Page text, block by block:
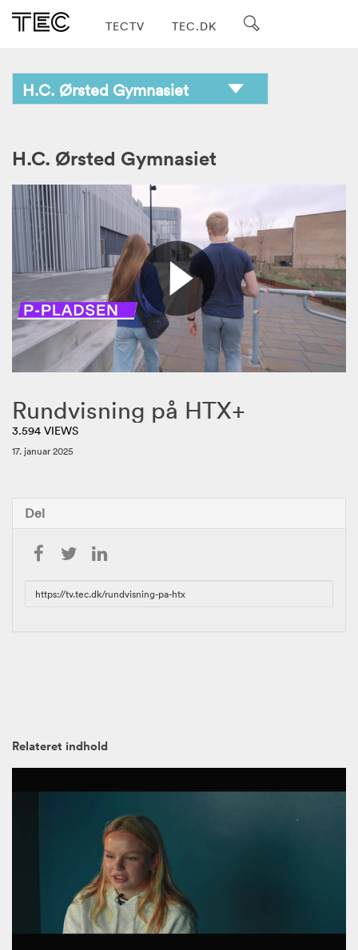
TECTV TEC.DK
H.C. Ørsted Gymnasiet
Rundvisning på HTX+
3.594 VIEWS
17. januar 2025
Del
URL
Relateret indhold